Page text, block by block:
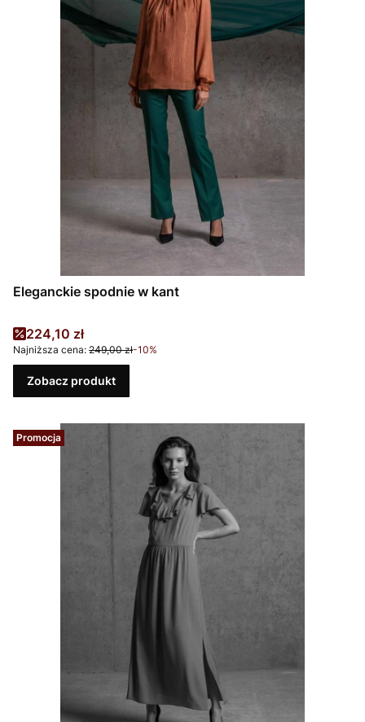
Eleganckie spodnie w kant
Cena promocyjna
224,10 zł
Najniższa cena: 249,00 zł-10%
Zobacz produkt
Promocja